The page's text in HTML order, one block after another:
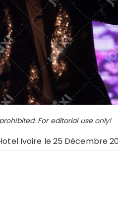
For editorial use only!
Ivoire le 25 Décembre